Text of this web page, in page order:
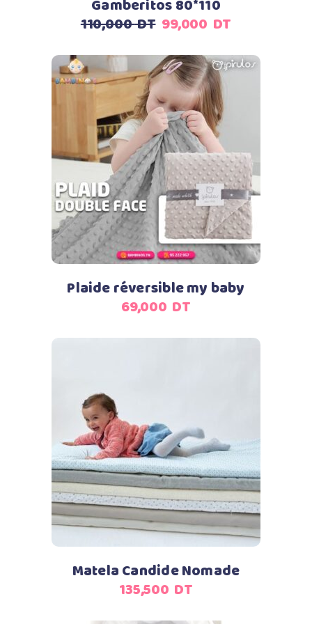
Gamberitos 80*110
110,000DT Le
initial
était :
110,000
DT.
99,000 DT
actuel
Ajouter au panier
Plaide réversible my baby
69,000 DT
Ajouter au panier
Matela Candide Nomade
135,500 DT